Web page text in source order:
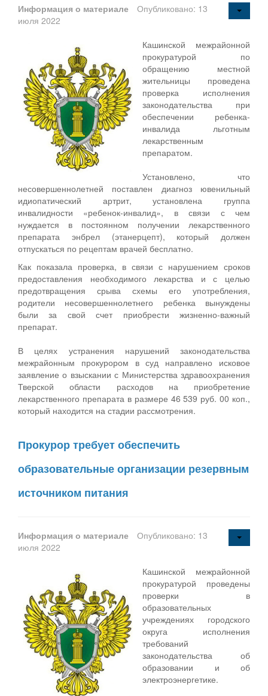
Информация о материале
Опубликовано: 13
июля 2022
Кашинской межрайонной
прокуратурой по
обращению местной
жительницы проведена
проверка исполнения
законодательства при
обеспечении ребенка-
инвалида льготным
лекарственным
препаратом.
Установлено, что
несовершеннолетней поставлен диагноз ювенильный
идиопатический артрит, установлена группа
инвалидности «ребенок-инвалид», в связи с чем
нуждается в постоянном получении лекарственного
препарата энбрел (этанерцепт), который должен
отпускаться по рецептам врачей бесплатно.
Как показала проверка, в связи с нарушением сроков
предоставления необходимого лекарства и с целью
предотвращения срыва схемы его употребления,
родители несовершеннолетнего ребенка вынуждены
были за свой счет приобрести жизненно-важный
препарат.
В целях устранения нарушений законодательства
межрайонным прокурором в суд направлено исковое
заявление о взыскании с Министерства здравоохранения
Тверской области расходов на приобретение
лекарственного препарата в размере 46 539 руб. 00 коп.,
который находится на стадии рассмотрения.
Прокурор требует обеспечить
образовательные организации резервным
источником питания
Информация о материале
Опубликовано: 13
июля 2022
Кашинской межрайонной
прокуратурой проведены
проверки в
образовательных
учреждениях городского
округа исполнения
требований
законодательства об
образовании и об
электроэнергетике.